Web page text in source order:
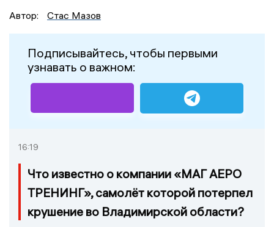
Автор:
Стас Мазов
Подписывайтесь, чтобы первыми
узнавать о важном:
16:19
Что известно о компании «МАГ АЕРО
ТРЕНИНГ», самолёт которой потерпел
крушение во Владимирской области?